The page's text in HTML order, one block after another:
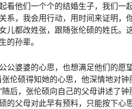
看他们一个个的结婚生子，我们一
系，我会用行动，用时间来证明，
儿都改姓张，跟随张伦硕的姓氏
的孙辈。
公婆婆的心思，也想满足他们的愿
张伦硕得知她的心思，他深情地对
随后，张伦硕向自己的父母讲述了
的父母对此早有预料，只能按下心